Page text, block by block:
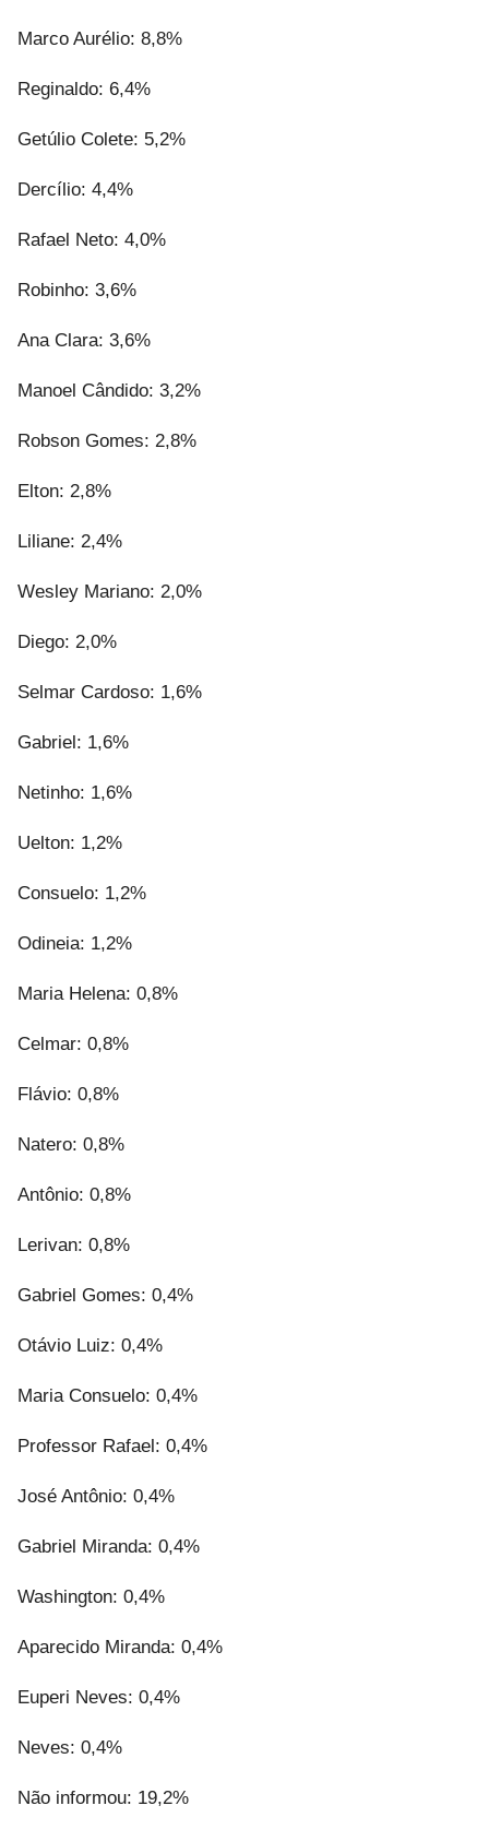
Marco Aurélio: 8,8%
Reginaldo: 6,4%
Getúlio Colete: 5,2%
Dercílio: 4,4%
Rafael Neto: 4,0%
Robinho: 3,6%
Ana Clara: 3,6%
Manoel Cândido: 3,2%
Robson Gomes: 2,8%
Elton: 2,8%
Liliane: 2,4%
Wesley Mariano: 2,0%
Diego: 2,0%
Selmar Cardoso: 1,6%
Gabriel: 1,6%
Netinho: 1,6%
Uelton: 1,2%
Consuelo: 1,2%
Odineia: 1,2%
Maria Helena: 0,8%
Celmar: 0,8%
Flávio: 0,8%
Natero: 0,8%
Antônio: 0,8%
Lerivan: 0,8%
Gabriel Gomes: 0,4%
Otávio Luiz: 0,4%
Maria Consuelo: 0,4%
Professor Rafael: 0,4%
José Antônio: 0,4%
Gabriel Miranda: 0,4%
Washington: 0,4%
Aparecido Miranda: 0,4%
Euperi Neves: 0,4%
Neves: 0,4%
Não informou: 19,2%